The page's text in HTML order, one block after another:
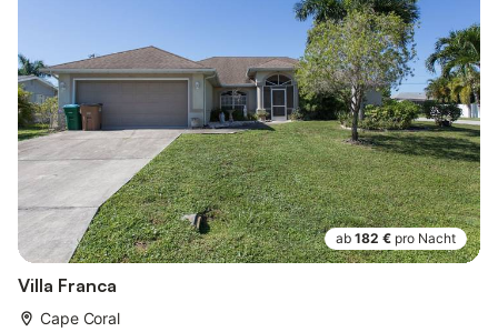
ab 182 € pro Nacht
Villa Franca
Cape Coral